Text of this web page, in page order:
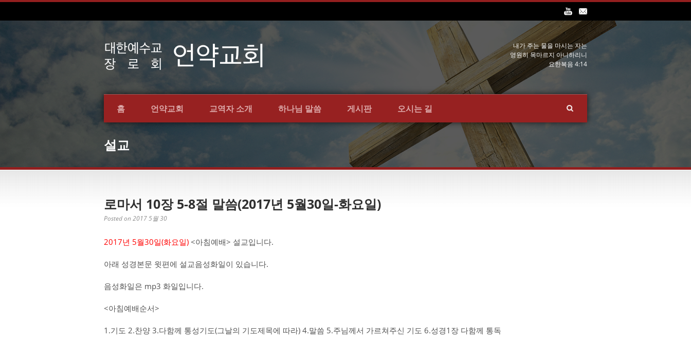
내가 주는 물을 마시는 자는
영원히 목마르지 아니하리니
요한복음 4:14
홈 언약교회 교역자 소개 하나님 말씀 게시판 오시는 길
설교
로마서 10장 5-8절 말씀(2017년 5월30일-화요일)
Posted on 2017 5월 30
2017년 5월30일(화요일) <아침예배> 설교입니다.
아래 성경본문 윗편에 설교음성화일이 있습니다.
음성화일은 mp3 화일입니다.
<아침예배순서>
1.기도 2.찬양 3.다함께 통성기도(그날의 기도제목에 따라) 4.말씀 5.주님께서 가르쳐주신 기도 6.성경1장 다함께 통독